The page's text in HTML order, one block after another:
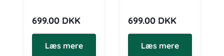
699.00 DKK
Læs mere
699.00 DKK
Læs mere